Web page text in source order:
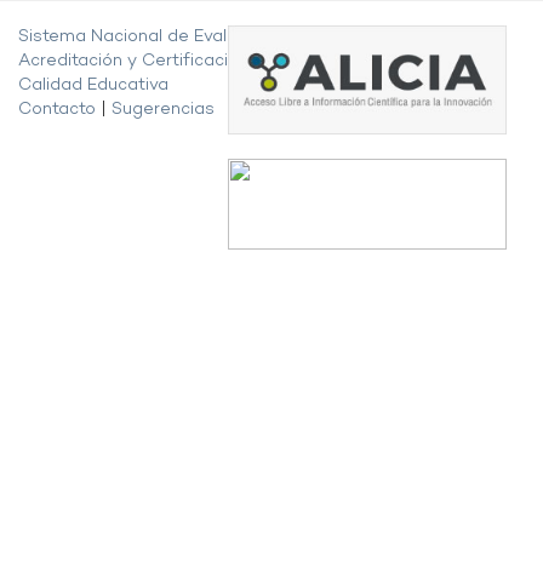
Sistema Nacional de Evaluación,
Acreditación y Certificación de la
Calidad Educativa
Contacto
Sugerencias